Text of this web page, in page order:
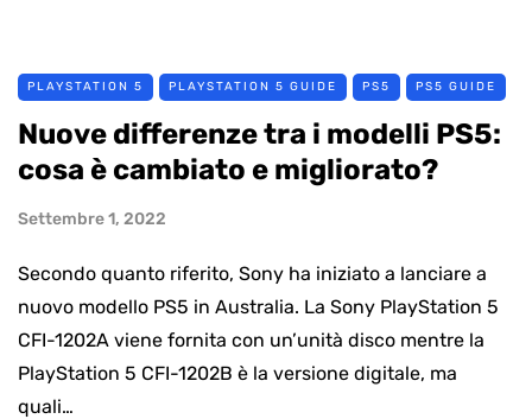
PLAYSTATION 5 PLAYSTATION 5 GUIDE PS5 PS5 GUIDE
Nuove differenze tra i modelli PS5:
cosa è cambiato e migliorato?
Settembre 1, 2022
Secondo quanto riferito, Sony ha iniziato a lanciare a
nuovo modello PS5 in Australia. La Sony PlayStation 5
CFI-1202A viene fornita con un’unità disco mentre la
PlayStation 5 CFI-1202B è la versione digitale, ma
quali…